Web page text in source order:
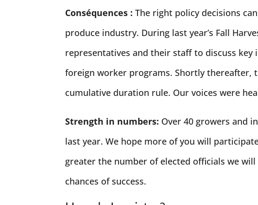
Conséquences : The right policy decisions
produce industry. During last year’s Fall
representatives and their staff to discuss
foreign worker programs. Shortly
cumulative duration rule. Our voices were
Strength in numbers: Over 40 growers and
last year. We hope more of you will
greater the number of elected officials we
chances of success.